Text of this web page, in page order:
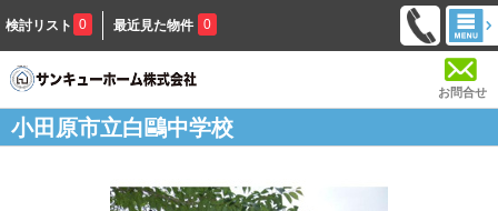
検討リスト 0 最近見た物件 0
お問合せ
小田原市立白鷗中学校